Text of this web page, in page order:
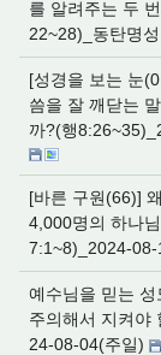
를 알려주는 두
22~28)_동탄명
[성경을 보는 눈
씀을 잘 깨닫는
까?(행
[바른 구원(66)]
4,000명의 하나
7:1~8)_2024-08-
예수님을 믿는
주의해서 지켜야
24-08-04(주일)